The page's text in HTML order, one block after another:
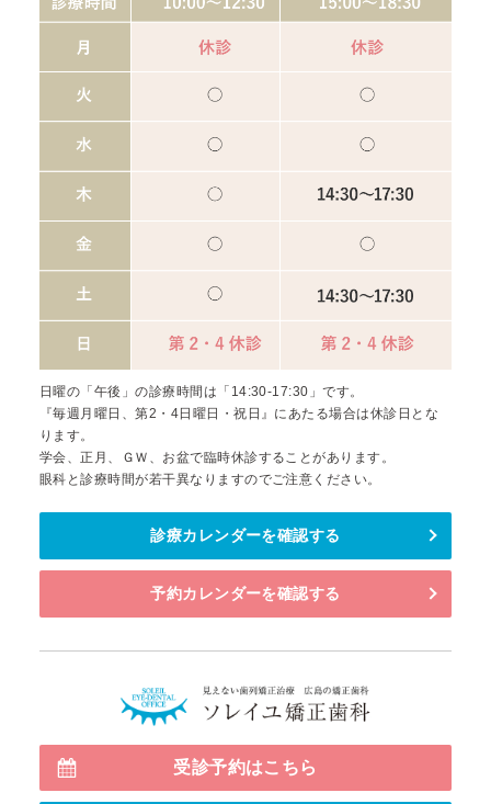
日曜の「午後」の診療時間は「14:30-17:30」です。
『毎週月曜日、第2・4日曜日・祝日』にあたる場合は休診日とな
ります。
学会、正月、ＧＷ、お盆で臨時休診することがあります。
眼科と診療時間が若干異なりますのでご注意ください。
診療カレンダーを確認する
予約カレンダーを確認する
受診予約はこちら